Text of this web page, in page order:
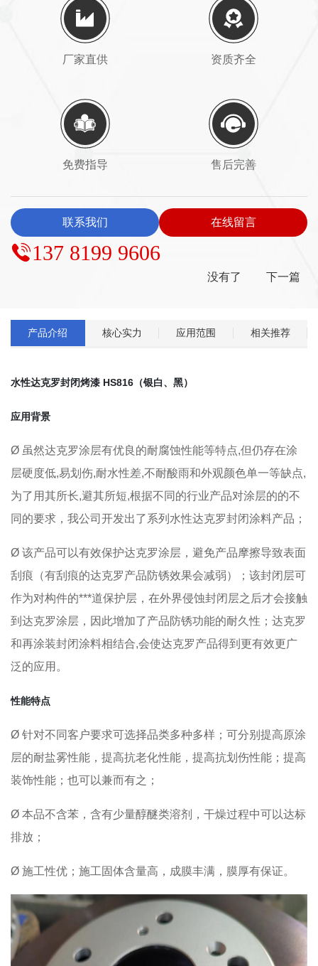
厂家直供 资质齐全
免费指导 售后完善
联系我们 在线留言
137 8199 9606
没有了 下一篇
产品介绍 核心实力 应用范围 相关推荐
水性达克罗封闭烤漆 HS816（银白、黑）
应用背景
Ø 虽然达克罗涂层有优良的耐腐蚀性能等特点,但仍存在涂
层硬度低,易划伤,耐水性差,不耐酸雨和外观颜色单一等缺点,
为了用其所长,避其所短,根据不同的行业产品对涂层的的不
同的要求，我公司开发出了系列水性达克罗封闭涂料产品；
Ø 该产品可以有效保护达克罗涂层，避免产品摩擦导致表面
刮痕（有刮痕的达克罗产品防锈效果会减弱）；该封闭层可
作为对构件的***道保护层，在外界侵蚀封闭层之后才会接触
到达克罗涂层，因此增加了产品防锈功能的耐久性；达克罗
和再涂装封闭涂料相结合,会使达克罗产品得到更有效更广
泛的应用。
性能特点
Ø 针对不同客户要求可选择品类多种多样；可分别提高原涂
层的耐盐雾性能，提高抗老化性能，提高抗划伤性能；提高
装饰性能；也可以兼而有之；
Ø 本品不含苯，含有少量醇醚类溶剂，干燥过程中可以达标
排放；
Ø 施工性优；施工固体含量高，成膜丰满，膜厚有保证。